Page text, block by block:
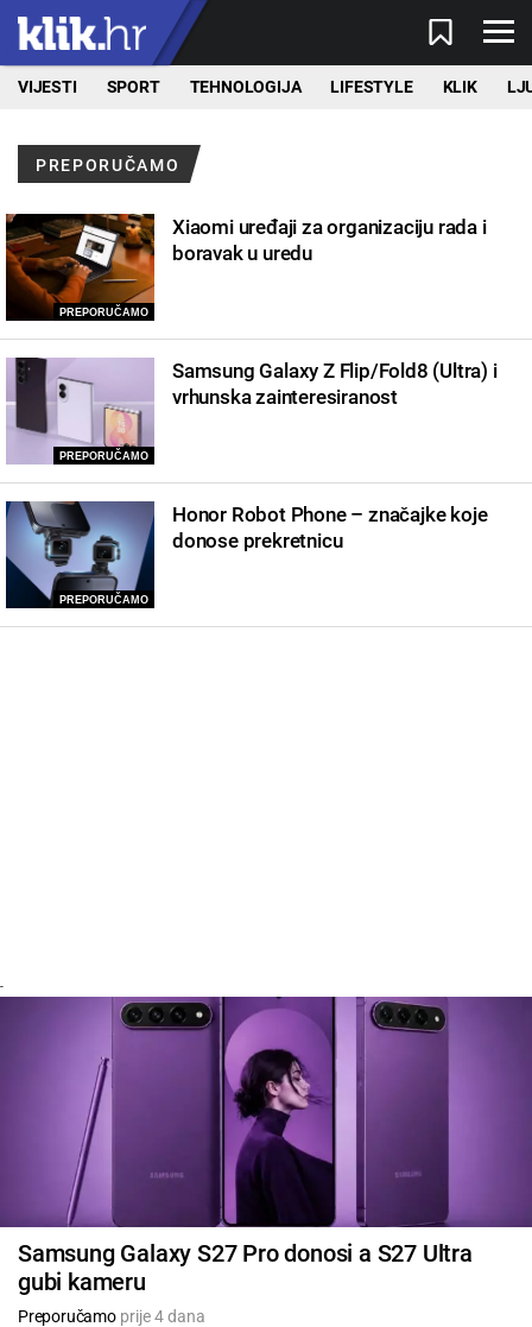
VIJESTI SPORT TEHNOLOGIJA LIFESTYLE KLIK
PREPORUČAMO
PREPORUČAMO
Xiaomi uređaji za organizaciju rada i
boravak u uredu
PREPORUČAMO
Samsung Galaxy Z Flip/Fold8 (Ultra) i
vrhunska zainteresiranost
PREPORUČAMO
Honor Robot Phone – značajke koje
donose prekretnicu
-
Samsung Galaxy S27 Pro donosi a S27 Ultra
gubi kameru
Preporučamoprije 4 dana